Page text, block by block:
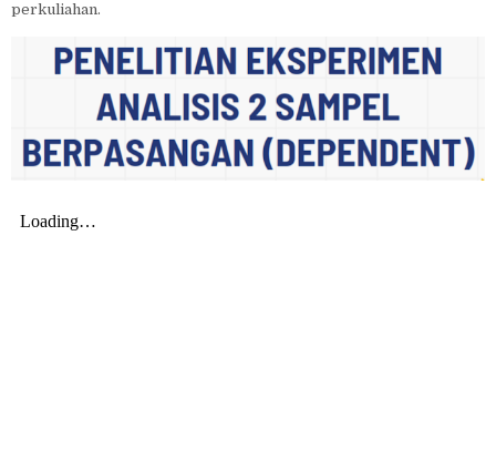
perkuliahan.